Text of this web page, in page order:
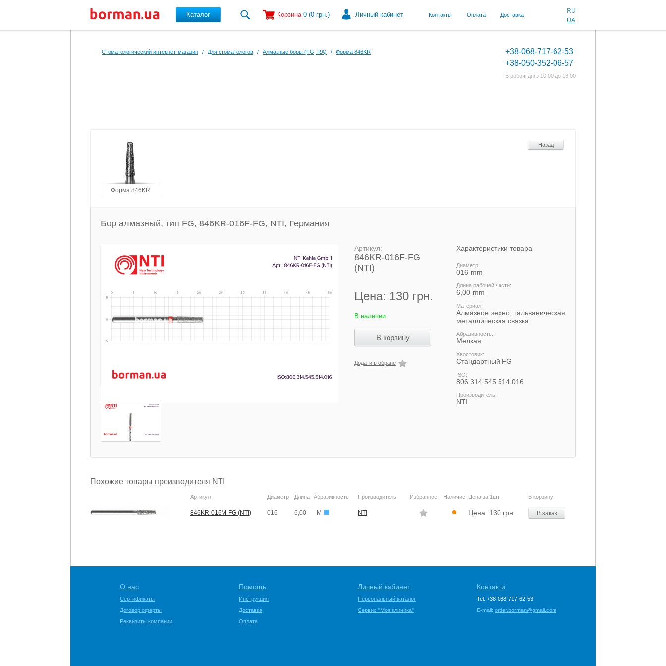
Каталог Корзина 0 (0 грн.) Личный кабинет Контакты Оплата Доставка
RU
UA
Стоматологический интернет-магазин / Для стоматологов / Алмазные боры (FG, RA) / Форма 846KR
+38-068-717-62-53
+38-050-352-06-57
В робочі дні з 10:00 до 18:00
Форма 846KR
Назад
Бор алмазный, тип FG, 846KR-016F-FG, NTI, Германия
Артикул:
846KR-016F-FG
(NTI)
Цена: 130 грн.
В наличии
Додати в обране
Характеристики товара
Диаметр:
016
Длина рабочей части:
6,00
Материал:
Алмазное зерно, гальваническая
металлическая связка
Абразивность:
Мелкая
Хвостовик:
Cтандартный FG
ISO:
806.314.545.514.016
Производитель:
NTI
Похожие товары производителя NTI
Артикул Диаметр Длина Абразивность Производитель Избранное Наличие Цена за 1шт. В корзину
846KR-016M-FG (NTI) 016 6,00 M NTI Цена: 130 грн. В заказ
О нас
Сертификаты
Договор оферты
Реквизиты компании
Помощь
Инструкция
Доставка
Оплата
Личный кабинет
Персональный каталог
Сервис "Моя клиника"
Контакти
Tel: +38-068-717-62-53
E-mail: order.borman@gmail.com